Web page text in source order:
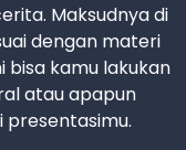
Maksudnya di
dengan materi
bisa kamu lakukan
atau apapun